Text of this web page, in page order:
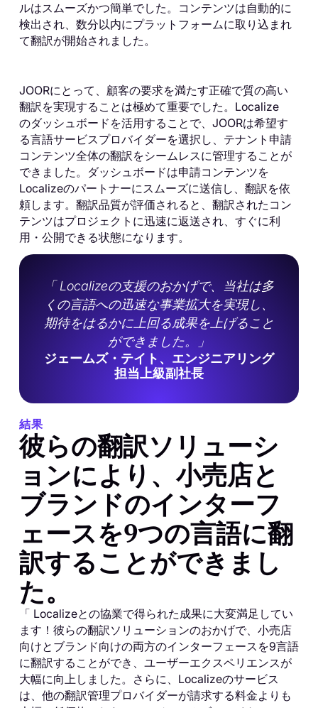
ルはスムーズかつ簡単でした。コンテンツは自動的に
検出され、数分以内にプラットフォームに取り込まれ
て翻訳が開始されました。
JOORにとって、顧客の要求を満たす正確で質の高い
翻訳を実現することは極めて重要でした。Localize
のダッシュボードを活用することで、JOORは希望す
る言語サービスプロバイダーを選択し、テナント申請
コンテンツ全体の翻訳をシームレスに管理することが
できました。ダッシュボードは申請コンテンツを
Localizeのパートナーにスムーズに送信し、翻訳を依
頼します。翻訳品質が評価されると、翻訳されたコン
テンツはプロジェクトに迅速に返送され、すぐに利
用・公開できる状態になります。
「 Localizeの支援のおかげで、当社は多
くの言語への迅速な事業拡大を実現し、
期待をはるかに上回る成果を上げること
ができました。」
ジェームズ・テイト、エンジニアリング
担当上級副社長
結果
彼らの翻訳ソリューシ
ョンにより、小売店と
ブランドのインターフ
ェースを9つの言語に翻
訳することができまし
た。
「 Localizeとの協業で得られた成果に大変満足してい
ます！彼らの翻訳ソリューションのおかげで、小売店
向けとブランド向けの両方のインターフェースを9言語
に翻訳することができ、ユーザーエクスペリエンスが
大幅に向上しました。さらに、Localizeのサービス
は、他の翻訳管理プロバイダーが請求する料金よりも